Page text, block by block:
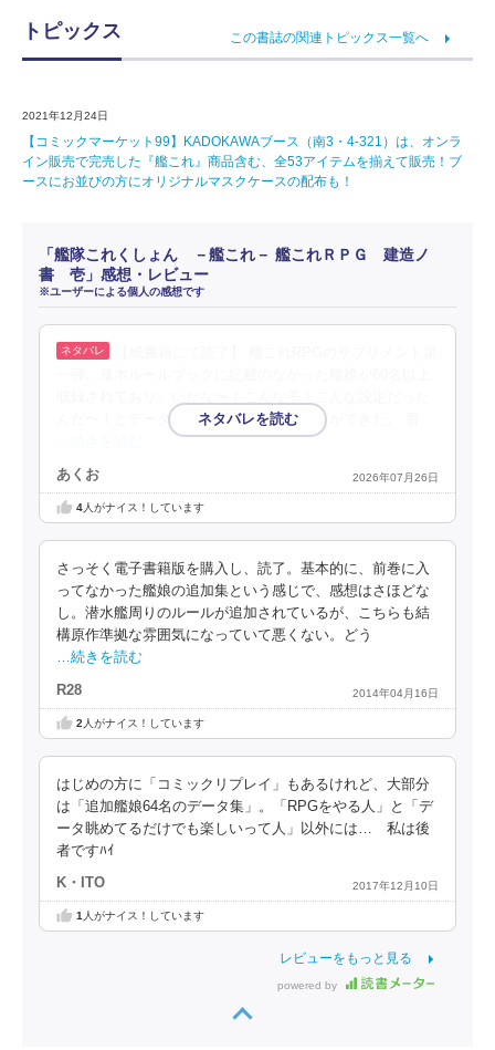
トピックス この書誌の関連トピックス一覧へ
2021年12月24日
【コミックマーケット99】KADOKAWAブース（南3・4-321）は、オンラ
イン販売で完売した『艦これ』商品含む、全53アイテムを揃えて販売！ブ
ースにお並びの方にオリジナルマスクケースの配布も！
「艦隊これくしょん －艦これ－ 艦これＲＰＧ 建造ノ
書 壱」感想・レビュー
※ユーザーによる個人の感想です
んだ〜！とデータだけでも面白く読むことができた。 冒
あくお 2026年07月26日
4人がナイス！しています
さっそく電子書籍版を購入し、読了。基本的に、前巻に入
ってなかった艦娘の追加集という感じで、感想はさほどな
し。潜水艦周りのルールが追加されているが、こちらも結
構原作準拠な雰囲気になっていて悪くない。どう
…続きを読む
R28 2014年04月16日
2 人がナイス！しています
はじめの方に「コミックリプレイ」もあるけれど、大部分
は「追加艦娘64名のデータ集」。「RPGをやる人」と「デ
ータ眺めてるだけでも楽しいって人」以外には… 私は後
者ですﾊｲ
K・ITO 2017年12月10日
1 人がナイス！しています
レビューをもっと見る
powered by